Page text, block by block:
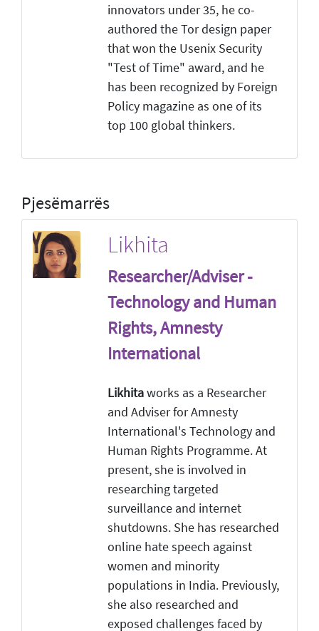
innovators under 35, he co-
authored the Tor design paper
that won the Usenix Security
"Test of Time" award, and he
has been recognized by Foreign
Policy magazine as one of its
top 100 global thinkers.
Pjesëmarrës
Likhita
Researcher/Adviser -
Technology and Human
Rights, Amnesty
International
Likhitaworks as a Researcher
and Adviser for Amnesty
International's Technology and
Human Rights Programme. At
present, she is involved in
researching targeted
surveillance and internet
shutdowns. She has researched
online hate speech against
women and minority
populations in India. Previously,
she also researched and
exposed challenges faced by